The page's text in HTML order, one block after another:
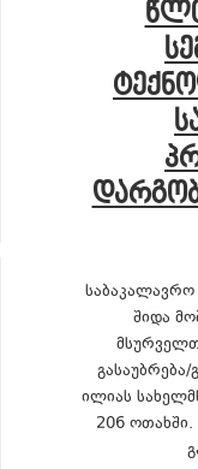
შიდა
ილიას
206